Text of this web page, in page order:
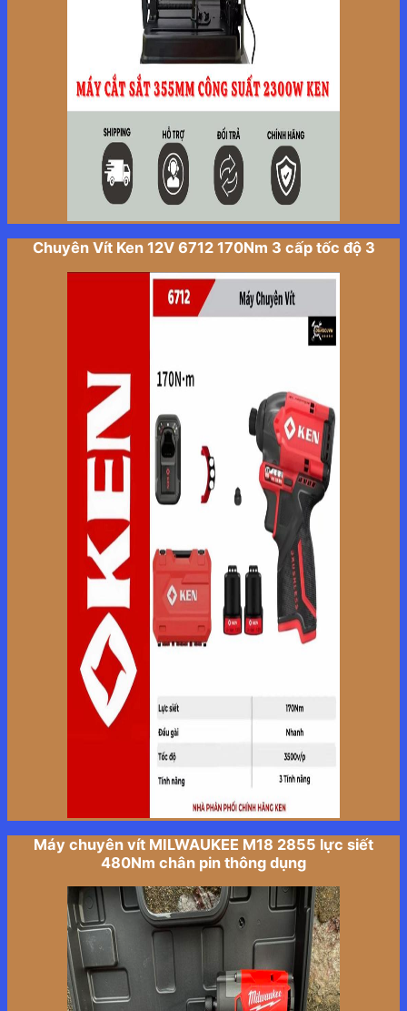
Chuyên Vít Ken 12V 6712 170Nm 3 cấp tốc độ 3
Máy chuyên vít MILWAUKEE M18 2855 lực siết
480Nm chân pin thông dụng